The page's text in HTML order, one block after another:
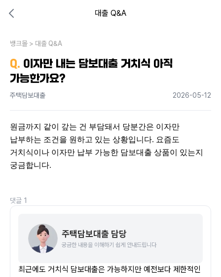
대출 Q&A
내 상황엔 어떤 방법이 있을까?
뱅크몰 > 대출 Q&A
Q. 이자만 내는 담보대출 거치식 아직
가능한가요?
주택담보대출 2026-05-12
원금까지 같이 갚는 건 부담돼서 당분간은 이자만
납부하는 조건을 원하고 있는 상황입니다. 요즘도
거치식이나 이자만 납부 가능한 담보대출 상품이 있는지
궁금합니다.
댓글 1
주택담보대출 담당
궁금한 내용을 이해하기 쉽게 안내드립니다
최근에도 거치식 담보대출은 가능하지만 예전보다 제한적인